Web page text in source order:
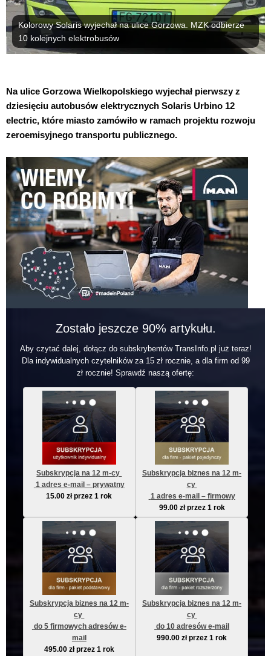
Kolorowy Solaris wyjechał na ulice Gorzowa. MZK odbierze
10 kolejnych elektrobusów
Na ulice Gorzowa Wielkopolskiego wyjechał pierwszy z
dziesięciu autobusów elektrycznych Solaris Urbino 12
electric, które miasto zamówiło w ramach projektu rozwoju
zeroemisyjnego transportu publicznego.
Zostało jeszcze 90% artykułu.
Aby czytać dalej, dołącz do subskrybentów TransInfo.pl już teraz!
Dla indywidualnych czytelników za 15 zł rocznie, a dla firm od 99
zł rocznie! Sprawdź naszą ofertę:
Subskrypcja na 12 m-cy
1 adres e-mail – prywatny
15.00zł przez 1 rok
Subskrypcja biznes na 12 m-
cy
1 adres e-mail – firmowy
99.00 zł przez 1 rok
Subskrypcja biznes na 12 m-
cy
mail
495.00 zł przez 1 rok
Subskrypcja biznes na 12 m-
cy
do 10 adresów e-mail
990.00zł przez 1 rok